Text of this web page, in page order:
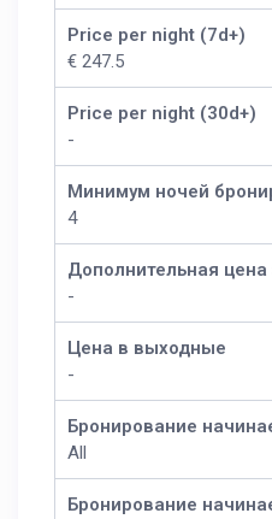
Price per night (7d+)
€ 247.5
Price per night (30d+)
-
Минимум ночей
4
Дополнительная цена
-
Цена в выходные
-
Бронирование
All
Бронирование